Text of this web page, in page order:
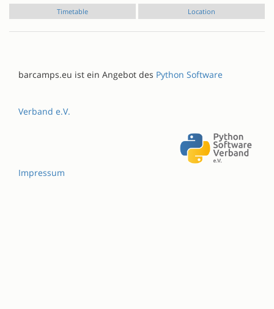
Timetable Location
barcamps.eu ist ein Angebot des Python Software
Verband e.V.
Impressum